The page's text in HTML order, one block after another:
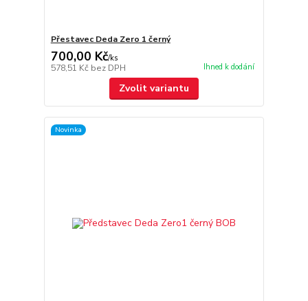
Přestavec Deda Zero 1 černý
700,00 Kč/ks
578,51 Kč bez DPH Ihned k dodání
Zvolit variantu
Novinka